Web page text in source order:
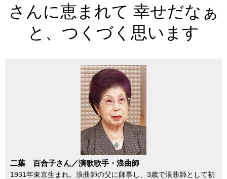
さんに恵まれて 幸せだなぁ
と、つくづく思います
二葉 百合子さん／演歌歌手・浪曲師
1931年東京生まれ。浪曲師の父に師事し、3歳で浪曲師として初